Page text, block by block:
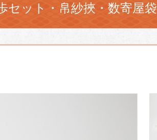
セット・帛紗挾・数寄屋袋